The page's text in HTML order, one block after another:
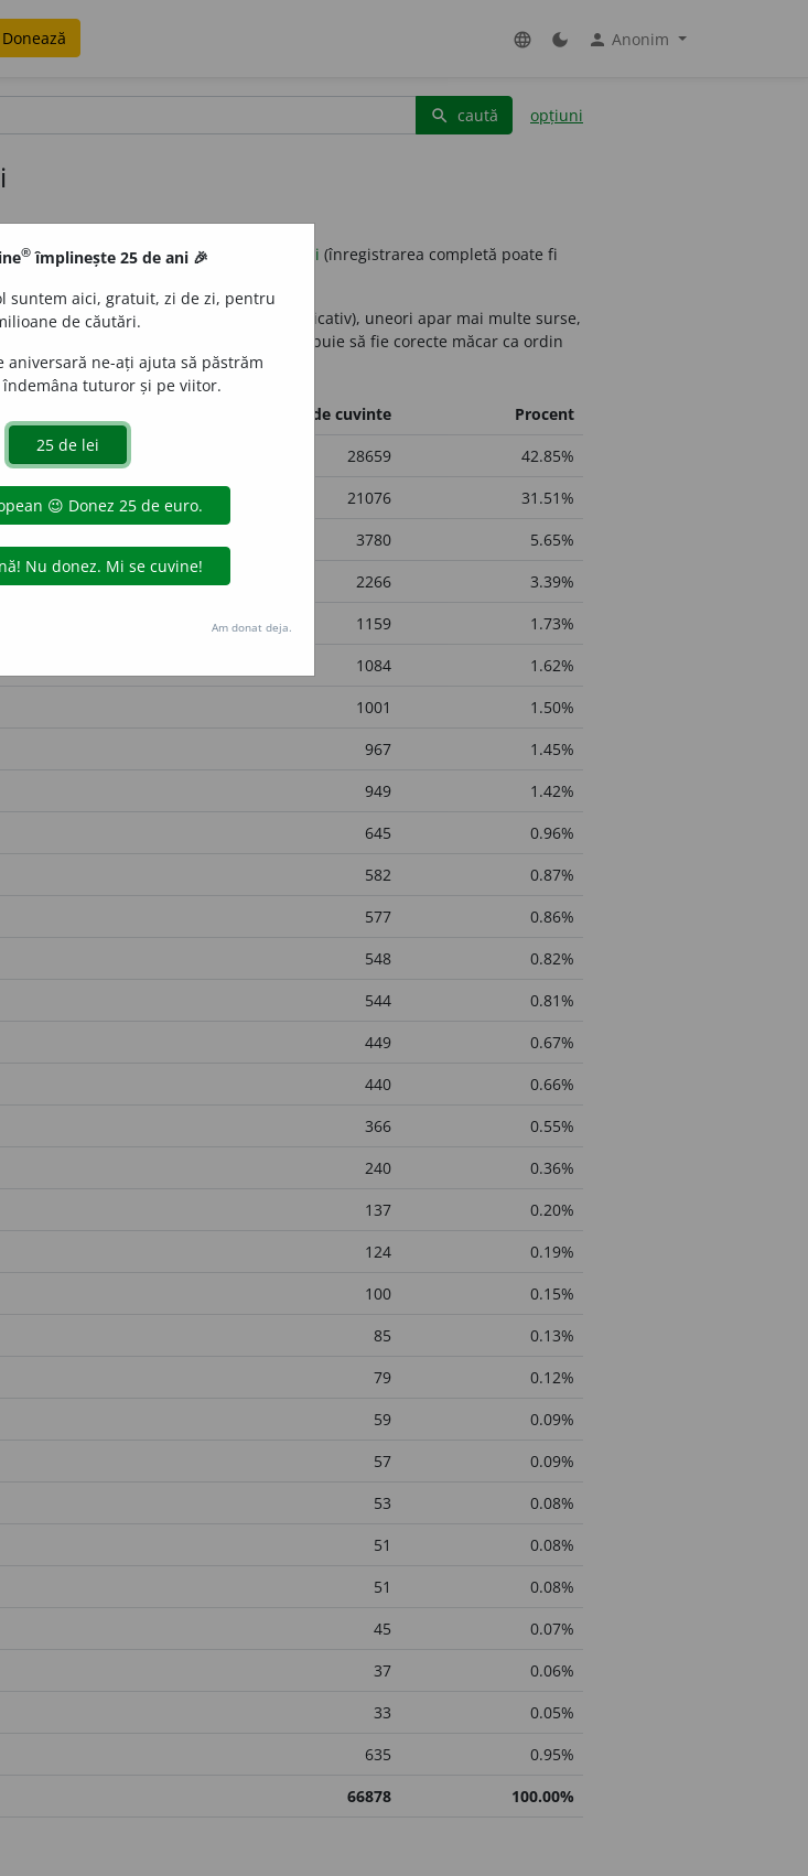
Donează language dark_mode person Anonim
search caută opțiuni
Limba română în era globalizării (înregistrarea completă poate fi
de DEX (acesta fiind un dicționar explicativ), uneori apar mai multe surse,
chiar dacă nu-s exacte, rezultatele trebuie să fie corecte măcar ca ordin
Număr de cuvinte
Procent
28659
42.85%
21076
31.51%
3780
5.65%
2266
3.39%
1159
1.73%
1084
1.62%
1001
1.50%
967
1.45%
949
1.42%
645
0.96%
582
0.87%
577
0.86%
548
0.82%
544
0.81%
449
0.67%
440
0.66%
366
0.55%
240
0.36%
137
0.20%
124
0.19%
100
0.15%
85
0.13%
79
0.12%
59
0.09%
57
0.09%
53
0.08%
51
0.08%
51
0.08%
45
0.07%
37
0.06%
33
0.05%
635
0.95%
66878 100.00%
® împlinește 25 de ani 🎉
suntem aici, gratuit, zi de zi, pentru
de căutări.
aniversară ne-ați ajuta să păstrăm
tuturor și pe viitor.
Am donat deja.